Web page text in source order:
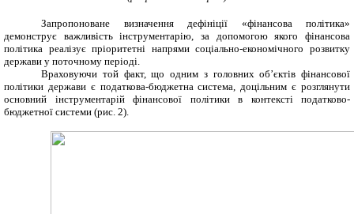
Запропоноване визначення дефініції «фінансова політика»
демонструє важливість інструментарію, за допомогою якого фінансова
політика реалізує пріоритетні напрями соціально-економічного розвитку
держави у поточному періоді.
Враховуючи той факт, що одним з головних об’єктів фінансової
політики держави є податкова-бюджетна система, доцільним є розглянути
основний інструментарій фінансової політики в контексті податково-
бюджетної системи (рис. 2).